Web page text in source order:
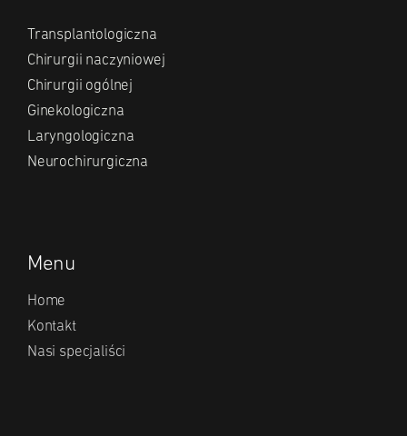
Transplantologiczna
Chirurgii naczyniowej
Chirurgii ogólnej
Ginekologiczna
Laryngologiczna
Neurochirurgiczna
Menu
Home
Kontakt
Nasi specjaliści